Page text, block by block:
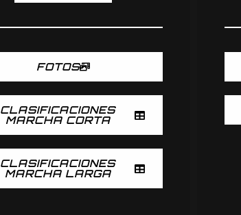
FOTOS
CLASIFICACIONES
MARCHA CORTA
CLASIFICACIONES
MARCHA LARGA